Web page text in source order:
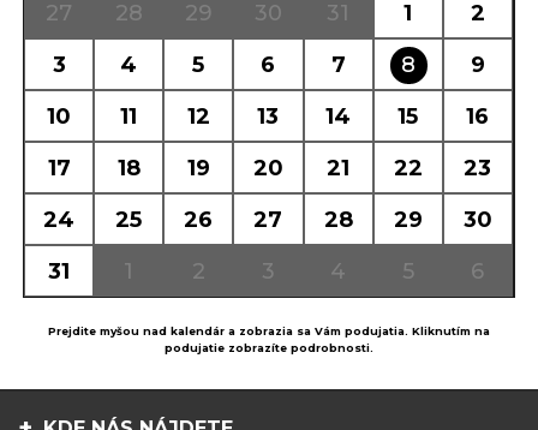
27 28 29 30 31 1
2
3
4 5 6 7 8
9
10
11 12 13 14 15
16
17
18 19 20 21 22
23
24
25 26 27 28 29
30
31
1 2 3 4 5 6
Prejdite myšou nad kalendár a zobrazia sa Vám podujatia. Kliknutím na
podujatie zobrazíte podrobnosti.